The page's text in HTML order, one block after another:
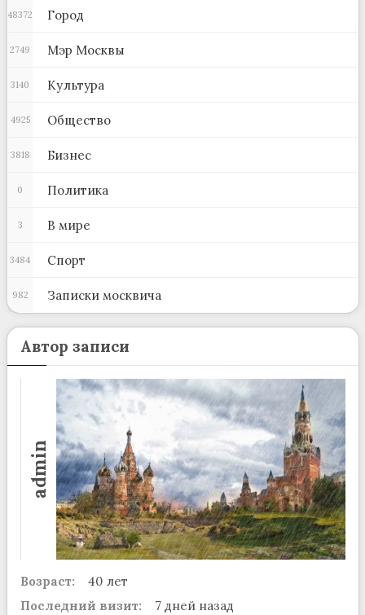
Город
48372
Мэр Москвы
2749
Культура
3140
Общество
4925
Бизнес
3818
Политика
0
В мире
3
Спорт
3484
Записки москвича
982
Автор записи
admin
Возраст:
40 лет
Последний визит:
7 дней назад